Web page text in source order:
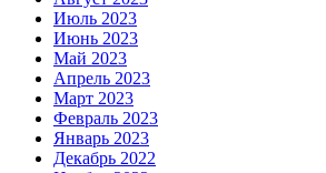
Июль 2023
Июнь 2023
Май 2023
Апрель 2023
Март 2023
Февраль 2023
Январь 2023
Декабрь 2022